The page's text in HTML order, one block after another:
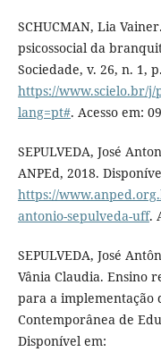
SCHUCMAN, Lia
psicossocial da
Sociedade, v. 26, n. 1,
https://www.scielo.br/j/
lang=pt#. Acesso em:
SEPULVEDA, José
ANPEd, 2018.
https://
antonio-sepulveda-uff.
SEPULVEDA, José
Vânia Claudia. Ensino
para a implementação
Contemporânea de
Disponível em: